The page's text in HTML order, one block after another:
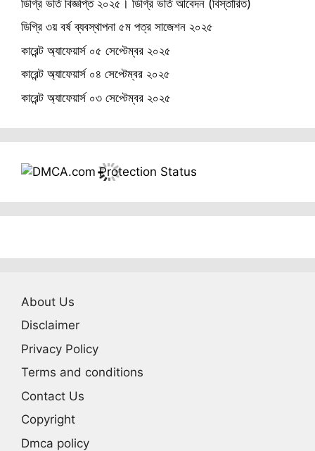
ডিগ্রি ভর্তি বিজ্ঞপ্তি ২০২৫। ডিগ্রি ভর্তি আবেদন (বিস্তারিত)
ডিগ্রি ৩য় বর্ষ ব্যবস্থাপনা ৫ম পত্র সাজেশন ২০২৫
কারেন্ট অ্যাফেয়ার্স ০৫ সেপ্টেম্বর ২০২৫
কারেন্ট অ্যাফেয়ার্স ০৪ সেপ্টেম্বর ২০২৫
কারেন্ট অ্যাফেয়ার্স ০৩ সেপ্টেম্বর ২০২৫
About Us
Disclaimer
Privacy Policy
Terms and conditions
Contact Us
Copyright
Dmca policy